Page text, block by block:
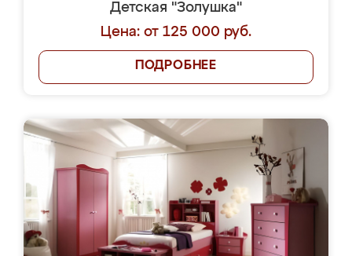
Детская "Золушка"
Цена: от 125 000 руб.
ПОДРОБНЕЕ